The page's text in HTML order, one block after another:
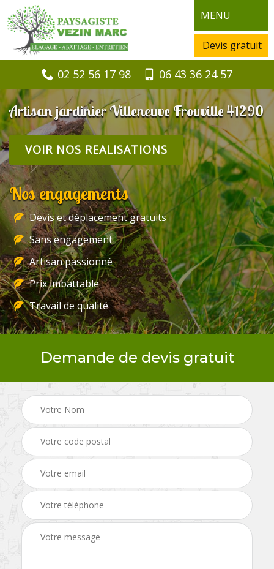
MENU
Devis gratuit
02 52 56 17 98 06 43 36 24 57
Artisan jardinier Villeneuve Frouville 41290
VOIR NOS REALISATIONS
Nos engagements
Devis et déplacement gratuits
Sans engagement
Artisan passionné
Prix imbattable
Travail de qualité
Demande de devis gratuit